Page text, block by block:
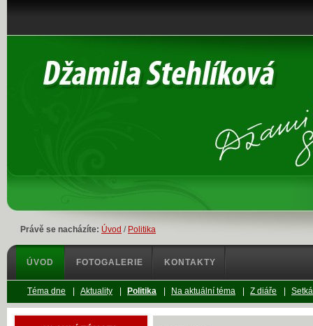
Právě se nacházíte: Úvod / Politika
ÚVOD FOTOGALERIE KONTAKTY
Téma dne Aktuality Politika Na aktuální téma Z diáře